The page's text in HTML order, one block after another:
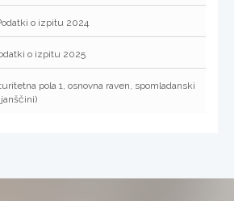
o izpitu 2024
o izpitu 2025
pola 1, osnovna raven, spomladanski